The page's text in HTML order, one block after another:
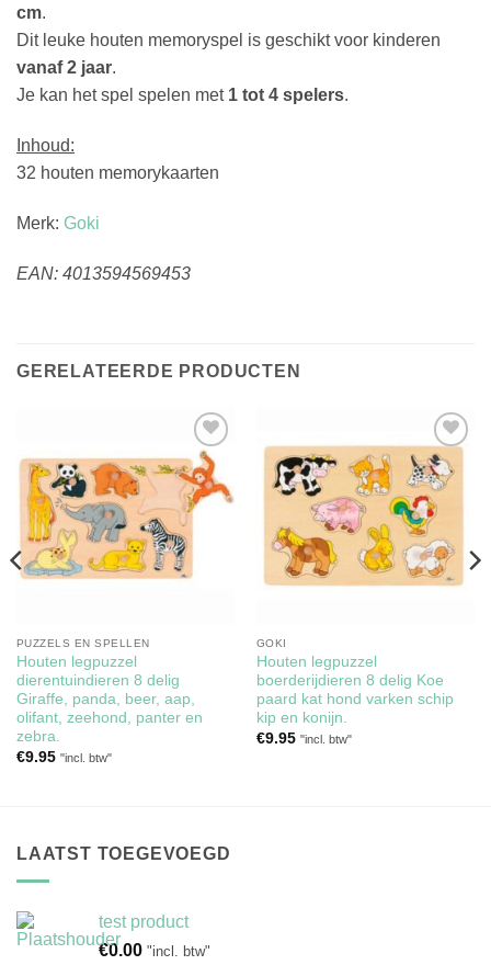
cm.
Dit leuke houten memoryspel is geschikt voor kinderen
vanaf 2 jaar.
Je kan het spel spelen met 1 tot 4 spelers.
Inhoud:
32 houten memorykaarten
Merk: Goki
EAN: 4013594569453
GERELATEERDE PRODUCTEN
Toevoegen
aan
verlanglijst
PUZZELS EN SPELLEN
Houten legpuzzel
dierentuindieren 8 delig
Giraffe, panda, beer, aap,
olifant, zeehond, panter en
zebra.
€9.95 "incl. btw"
Toevoegen
aan
verlanglijst
GOKI
Houten legpuzzel
boerderijdieren 8 delig Koe
paard kat hond varken schip
kip en konijn.
€9.95 "incl. btw"
LAATST TOEGEVOEGD
test product
€0.00 "incl. btw"